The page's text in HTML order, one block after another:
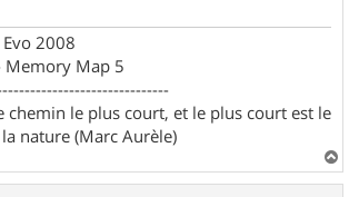
2008
Memory Map 5
chemin le plus court, et le plus court est le
nature (Marc Aurèle)
a